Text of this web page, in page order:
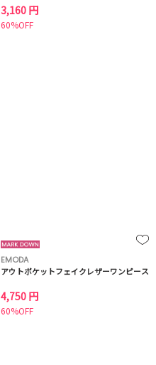
3,160 円
60%OFF
EMODA
アウトポケットフェイクレザーワンピース
4,750 円
60%OFF